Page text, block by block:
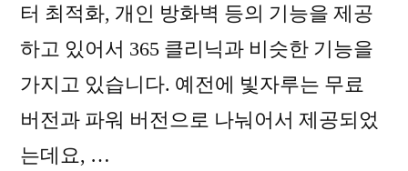
터 최적화, 개인 방화벽 등의 기능을 제공
하고 있어서 365 클리닉과 비슷한 기능을
가지고 있습니다. 예전에 빛자루는 무료
버전과 파워 버전으로 나눠어서 제공되었
는데요, …